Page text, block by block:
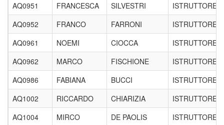
AQ0951
FRANCESCA SILVESTRI
ISTRUTTORE
AQ0952
FRANCO FARRONI
ISTRUTTORE
AQ0961
NOEMI CIOCCA
ISTRUTTORE
AQ0962
MARCO FISCHIONE
ISTRUTTORE
AQ0986
FABIANA BUCCI
ISTRUTTORE
AQ1002
RICCARDO CHIARIZIA
ISTRUTTORE
AQ1004
MIRCO DE PAOLIS
ISTRUTTORE